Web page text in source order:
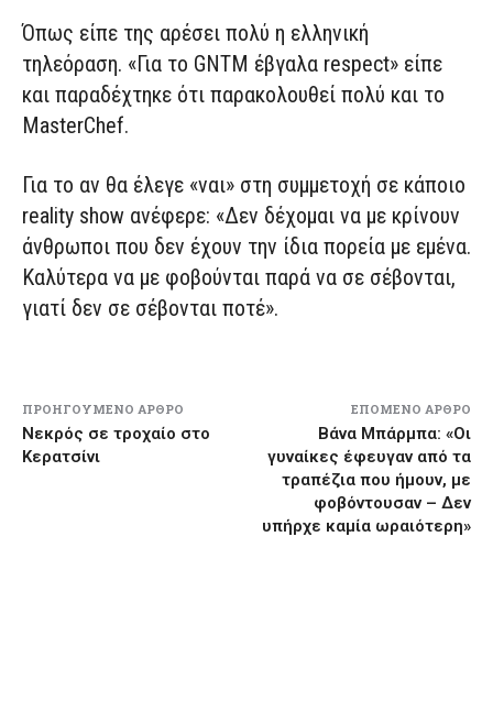
Όπως είπε της αρέσει πολύ η ελληνική
τηλεόραση. «Για το GNTM έβγαλα respect» είπε
και παραδέχτηκε ότι παρακολουθεί πολύ και το
MasterChef.
Για το αν θα έλεγε «ναι» στη συμμετοχή σε κάποιο
reality show ανέφερε: «Δεν δέχομαι να με κρίνουν
άνθρωποι που δεν έχουν την ίδια πορεία με εμένα.
Καλύτερα να με φοβούνται παρά να σε σέβονται,
γιατί δεν σε σέβονται ποτέ».
ΠΡΟΗΓΟΎΜΕΝΟ ΆΡΘΡΟ
Νεκρός σε τροχαίο στο
Κερατσίνι
ΕΠΌΜΕΝΟ ΆΡΘΡΟ
Βάνα Μπάρμπα: «Οι
γυναίκες έφευγαν από τα
τραπέζια που ήμουν, με
φοβόντουσαν – Δεν
υπήρχε καμία ωραιότερη»